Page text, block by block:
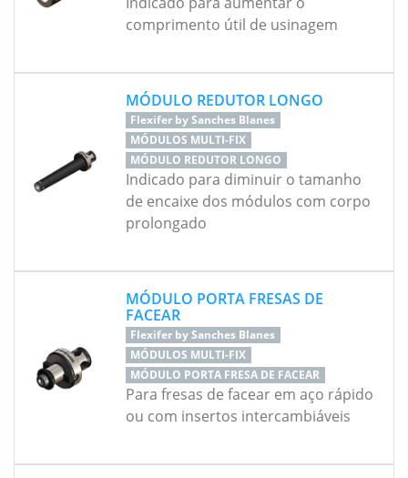
comprimento útil de usinagem
MÓDULO REDUTOR LONGO
Flexifer by Sanches Blanes
MÓDULOS MULTI-FIX
MÓDULO REDUTOR LONGO
Indicado para diminuir o tamanho
de encaixe dos módulos com corpo
prolongado
MÓDULO PORTA FRESAS DE
FACEAR
Flexifer by Sanches Blanes
MÓDULOS MULTI-FIX
MÓDULO PORTA FRESA DE FACEAR
Para fresas de facear em aço rápido
ou com insertos intercambiáveis